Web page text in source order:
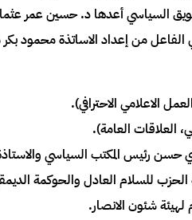
السياسي أعدها د. حسين عمر
الفاعل من إعداد الاساتذة محمود